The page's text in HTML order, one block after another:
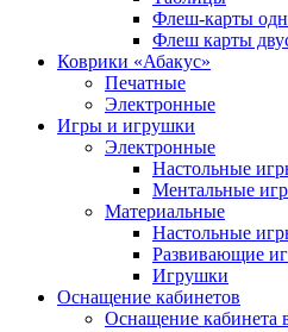
Флеш-карты
Флеш карты
Коврики «Абакус»
Печатные
Электронные
Игры и игрушки
Электронные
Настольные
Ментальные
Материальные
Настольные
Развивающие
Игрушки
Оснащение кабинетов
Оснащение кабинета